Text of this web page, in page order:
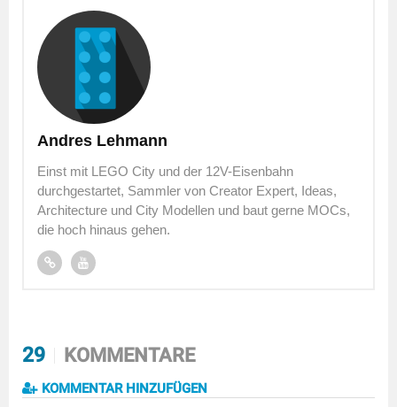
Andres Lehmann
Einst mit LEGO City und der 12V-Eisenbahn
durchgestartet, Sammler von Creator Expert, Ideas,
Architecture und City Modellen und baut gerne MOCs,
die hoch hinaus gehen.
29 KOMMENTARE
KOMMENTAR HINZUFÜGEN